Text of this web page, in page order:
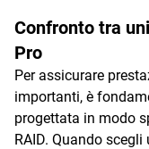
Confronto tra
Pro
Per assicurare
importanti, è
progettata in modo
RAID. Quando